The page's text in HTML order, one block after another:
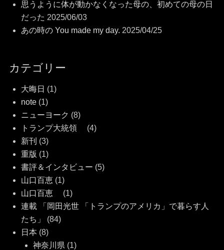
思うように体が動かなくなった母の、初めての母の日
だった 2025/06/03
あの時の You made my day. 2025/04/25
カテゴリー
大晦日 (1)
note(1)
ニューヨーク (8)
トランプ大統領
(4)
新刊 (3)
重版 (1)
書評＆インタビュー (5)
山口百恵(1)
山口百恵
(1)
連載 「岡田光世 「トランプのアメリカ」で暮らす人
たち」
(84)
日本 (8)
神奈川県 (1)